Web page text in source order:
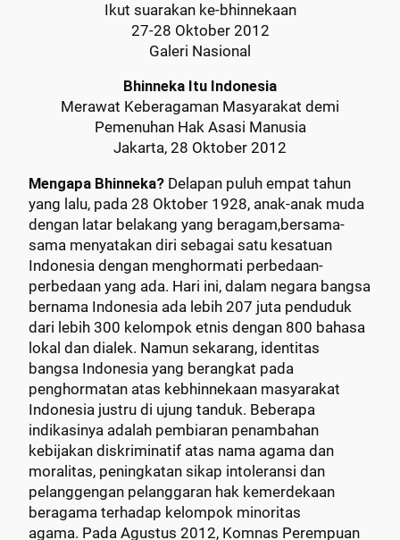
Ikut suarakan ke-bhinnekaan
27-28 Oktober 2012
Galeri Nasional
Bhinneka Itu Indonesia
Merawat Keberagaman Masyarakat demi
Pemenuhan Hak Asasi Manusia
Jakarta, 28 Oktober 2012
Mengapa Bhinneka? Delapan puluh empat tahun
yang lalu, pada 28 Oktober 1928, anak-anak muda
dengan latar belakang yang beragam,bersama-
sama menyatakan diri sebagai satu kesatuan
Indonesia dengan menghormati perbedaan-
perbedaan yang ada. Hari ini, dalam negara bangsa
bernama Indonesia ada lebih 207 juta penduduk
dari lebih 300 kelompok etnis dengan 800 bahasa
lokal dan dialek. Namun sekarang, identitas
bangsa Indonesia yang berangkat pada
penghormatan atas kebhinnekaan masyarakat
Indonesia justru di ujung tanduk. Beberapa
indikasinya adalah pembiaran penambahan
kebijakan diskriminatif atas nama agama dan
moralitas, peningkatan sikap intoleransi dan
pelanggengan pelanggaran hak kemerdekaan
beragama terhadap kelompok minoritas
agama. Pada Agustus 2012, Komnas Perempuan